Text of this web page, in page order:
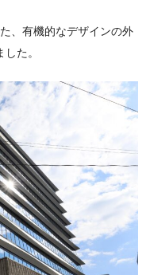
、有機的なデザインの外
た。